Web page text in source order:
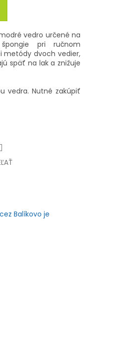
vedro určené na
pri ručnom
metódy dvoch vedier,
späť na lak a znižuje
vedra. Nutné zakúpiť
Balíkovo je